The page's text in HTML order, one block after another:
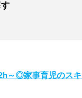
～◎家事育児のス